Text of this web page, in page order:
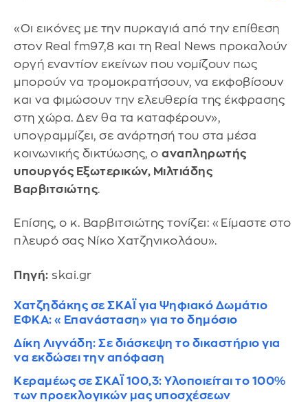
«Οι εικόνες με την πυρκαγιά από την επίθεση
στον Real fm97,8 και τη Real News προκαλούν
οργή εναντίον εκείνων που νομίζουν πως
μπορούν να τρομοκρατήσουν, να εκφοβίσουν
και να φιμώσουν την ελευθερία της έκφρασης
στη χώρα. Δεν θα τα καταφέρουν»,
υπογραμμίζει, σε ανάρτησή του στα μέσα
κοινωνικής δικτύωσης, ο αναπληρωτής
υπουργός Εξωτερικών, Μιλτιάδης
Βαρβιτσιώτης.
Επίσης, ο κ. Βαρβιτσιώτης τονίζει: «Είμαστε στο
πλευρό σας Νίκο Χατζηνικολάου».
Πηγή: skai.gr
Χατζηδάκης σε ΣΚΑΪ για Ψηφιακό Δωμάτιο
ΕΦΚΑ: «Επανάσταση» για το δημόσιο
Δίκη Λιγνάδη: Σε διάσκεψη το δικαστήριο για
να εκδώσει την απόφαση
Κεραμέως σε ΣΚΑΪ 100,3: Υλοποιείται το 100%
των προεκλογικών μας υποσχέσεων